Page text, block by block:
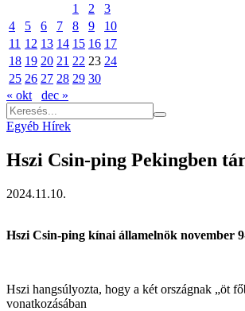
1
2
3
4
5 6 7 8 9
10
11 12 13 14 15 16 17
18 19 20 21 22 23 24
25 26 27 28 29 30
« okt
dec »
Egyéb Hírek
Hszi Csin-ping Pekingben
2024.11.10.
Hszi Csin-ping kínai államelnök november
Hszi hangsúlyozta, hogy a két országnak „öt
vonatkozásában